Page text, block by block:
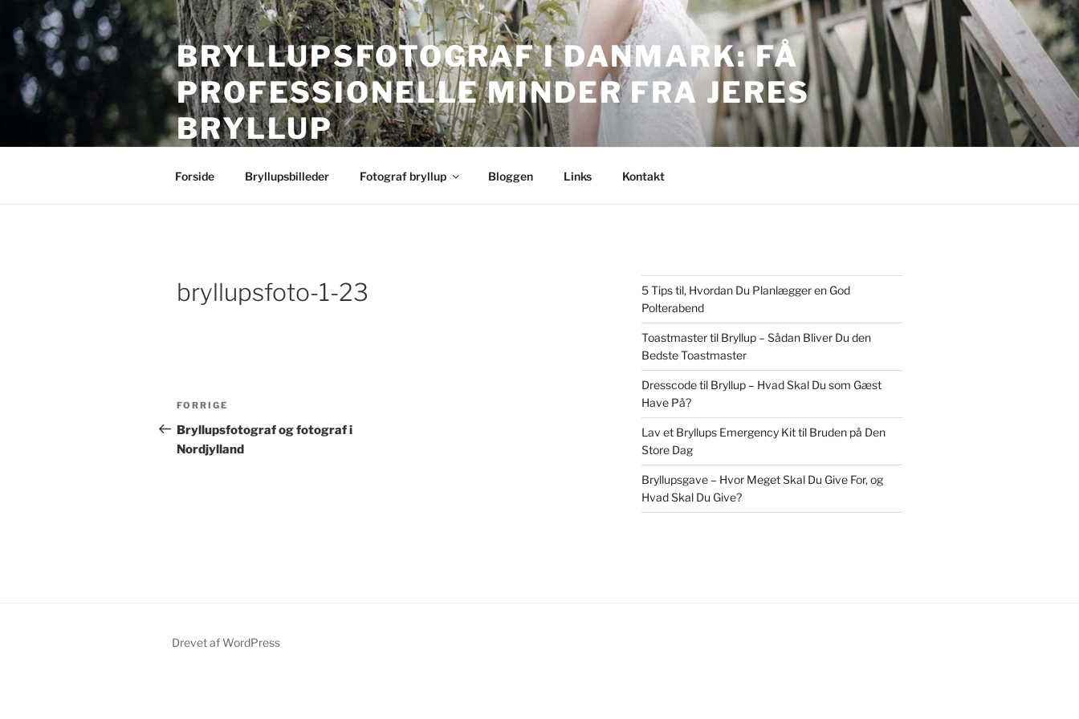
indhold
BRYLLUPSFOTOGRAF I DANMARK: FÅ
PROFESSIONELLE MINDER FRA JERES
BRYLLUP
Forside Bryllupsbilleder Fotograf bryllup Bloggen Links Kontakt
bryllupsfoto-1-23
Indlægsnavigation
Forrige
indlæg
FORRIGE
Bryllupsfotograf og fotograf i
Nordjylland
5 Tips til, Hvordan Du Planlægger en God
Polterabend
Toastmaster til Bryllup – Sådan Bliver Du den
Bedste Toastmaster
Dresscode til Bryllup – Hvad Skal Du som Gæst
Have På?
Lav et Bryllups Emergency Kit til Bruden på Den
Store Dag
Bryllupsgave – Hvor Meget Skal Du Give For, og
Hvad Skal Du Give?
Drevet af WordPress